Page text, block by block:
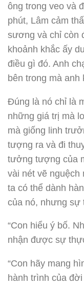
ông trong veo và
phút, Lâm cảm
sương và chỉ còn
khoảnh khắc ấy
điều gì đó. Anh
bên trong mà
Đúng là nó chỉ là
những giá trị mà
mà giống linh
tượng ra và đi
tưởng tượng của
vài nét vẽ nguệch
ta có thể dành
của nó, nhưng sự
“Con hiểu ý bố.
nhận được sự
“Con hãy mang
hành trình của